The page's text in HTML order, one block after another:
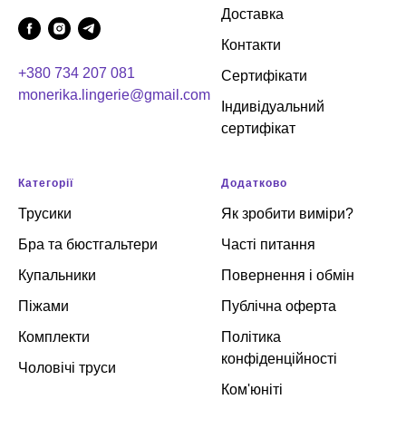
+380 734 207 081
monerika.lingerie@gmail.com
Доставка
Контакти
Сертифікати
Індивідуальний
сертифікат
Категорії
Трусики
Бра та бюстгальтери
Купальники
Піжами
Комплекти
Чоловічі труси
Додатково
Як зробити виміри?
Часті питання
Повернення і обмін
Публічна оферта
Політика
конфіденційності
Ком'юніті